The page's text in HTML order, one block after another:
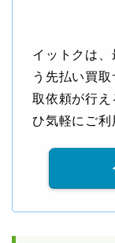
イットクは
う先払い買
取依頼が行
ひ気軽にご利